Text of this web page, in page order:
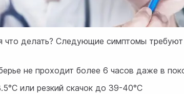
что делать? Следующие симптомы
не проходит более 6 часов даже в
или резкий скачок до 39-40°C